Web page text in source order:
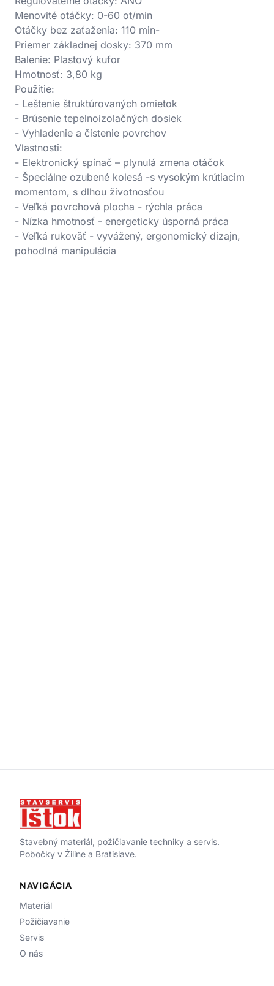
Menovité otáčky: 0-60 ot/min
Otáčky bez zaťaženia: 110 min-
Priemer základnej dosky: 370 mm
Balenie: Plastový kufor
Hmotnosť: 3,80 kg
Použitie:
- Leštenie štruktúrovaných omietok
- Brúsenie tepelnoizolačných dosiek
- Vyhladenie a čistenie povrchov
Vlastnosti:
- Elektronický spínač – plynulá zmena otáčok
- Špeciálne ozubené kolesá -s vysokým krútiacim
momentom, s dlhou životnosťou
- Veľká povrchová plocha - rýchla práca
- Nízka hmotnosť - energeticky úsporná práca
- Veľká rukoväť - vyvážený, ergonomický dizajn,
pohodlná manipulácia
Stavebný materiál, požičiavanie techniky a servis.
Pobočky v Žiline a Bratislave.
NAVIGÁCIA
Materiál
Požičiavanie
Servis
O nás